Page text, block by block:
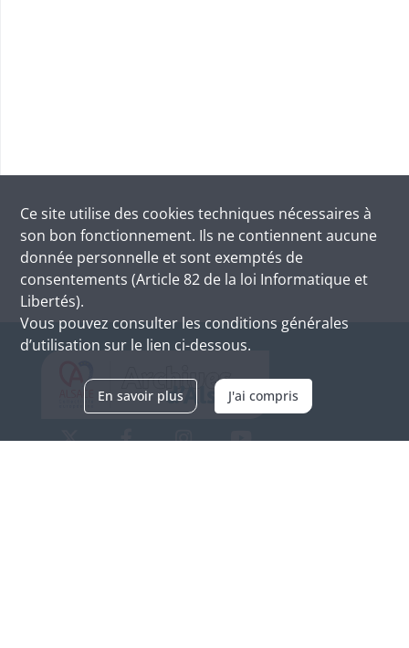
Ce site utilise des cookies techniques nécessaires à
son bon fonctionnement. Ils ne contiennent aucune
donnée personnelle et sont exemptés de
consentements (Article 82 de la loi Informatique et
Libertés).
Vous pouvez consulter les conditions générales
d’utilisation sur le lien ci-dessous.
En savoir plus J'ai compris